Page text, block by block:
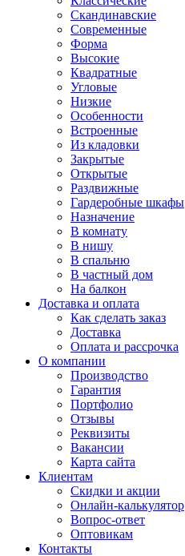
Скандинавские
Современные
Форма
Высокие
Квадратные
Угловые
Низкие
Особенности
Встроенные
Из кладовки
Закрытые
Открытые
Раздвижные
Гардеробные шкафы
Назначение
В комнату
В нишу
В спальню
В частный дом
На балкон
Доставка и оплата
Как сделать заказ
Доставка
Оплата и рассрочка
О компании
Производство
Гарантия
Портфолио
Отзывы
Реквизиты
Вакансии
Карта сайта
Клиентам
Скидки и акции
Онлайн-калькулятор
Вопрос-ответ
Оптовикам
Контакты